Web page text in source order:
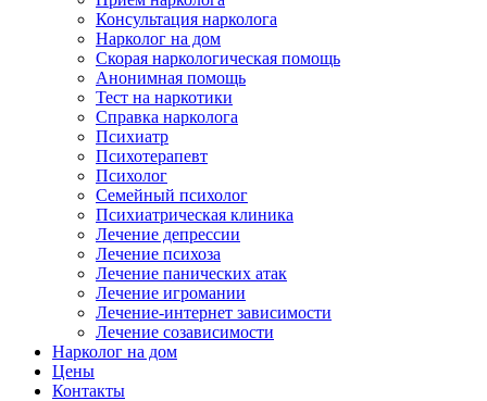
Консультация нарколога
Нарколог на дом
Скорая наркологическая помощь
Анонимная помощь
Тест на наркотики
Справка нарколога
Психиатр
Психотерапевт
Психолог
Семейный психолог
Психиатрическая клиника
Лечение депрессии
Лечение психоза
Лечение панических атак
Лечение игромании
Лечение-интернет зависимости
Лечение созависимости
Нарколог на дом
Цены
Контакты